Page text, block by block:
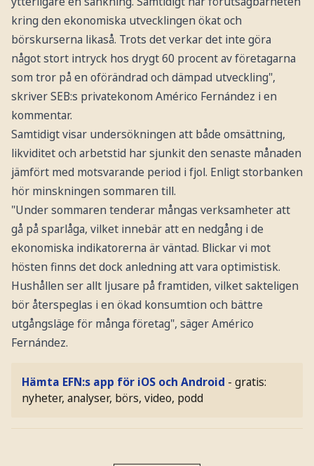
kring den ekonomiska utvecklingen ökat och
börskurserna likaså. Trots det verkar det inte göra
något stort intryck hos drygt 60 procent av företagarna
som tror på en oförändrad och dämpad utveckling",
skriver SEB:s privatekonom Américo Fernández i en
kommentar.
Samtidigt visar undersökningen att både omsättning,
likviditet och arbetstid har sjunkit den senaste månaden
jämfört med motsvarande period i fjol. Enligt storbanken
hör minskningen sommaren till.
"Under sommaren tenderar mångas verksamheter att
gå på sparlåga, vilket innebär att en nedgång i de
ekonomiska indikatorerna är väntad. Blickar vi mot
hösten finns det dock anledning att vara optimistisk.
Hushållen ser allt ljusare på framtiden, vilket sakteligen
bör återspeglas i en ökad konsumtion och bättre
utgångsläge för många företag", säger Américo
Fernández.
Hämta EFN:s app för iOS och Android - gratis:
nyheter, analyser, börs, video, podd